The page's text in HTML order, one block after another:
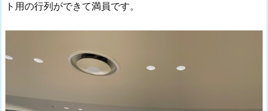
ト用の行列ができて満員です。